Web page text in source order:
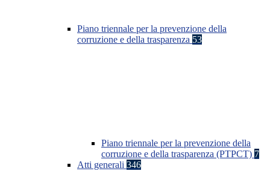
Piano triennale per la prevenzione della
corruzione e della trasparenza 53
Piano triennale per la prevenzione della
corruzione e della trasparenza (PTPCT) 7
Atti generali 346